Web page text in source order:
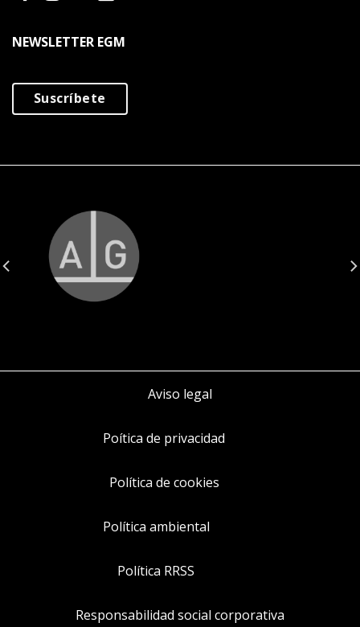
NEWSLETTER EGM
Suscríbete
Aviso legal
Poítica de privacidad
Política de cookies
Política ambiental
Política RRSS
Responsabilidad social corporativa